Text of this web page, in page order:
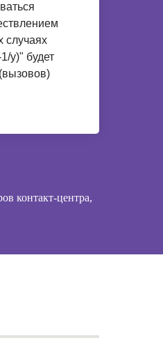
случаях
у)" будет
контакт-центра,